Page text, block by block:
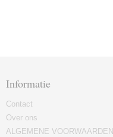
Informatie
Contact
Over ons
ALGEMENE VOORWAARDEN